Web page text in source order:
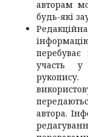
авторам
будь-які
участь у
автора.